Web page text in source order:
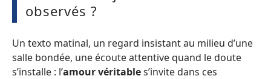
observés ?
Un texto matinal, un regard insistant au milieu d’une
salle bondée, une écoute attentive quand le doute
s’installe : l’amour véritables’invite dans ces